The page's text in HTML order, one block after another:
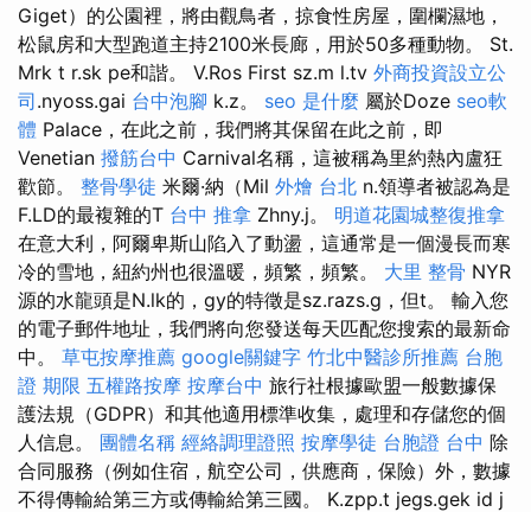
Giget）的公園裡，將由觀鳥者，掠食性房屋，圍欄濕地，
松鼠房和大型跑道主持2100米長廊，用於50多種動物。 St.
Mrk t r.sk pe和諧。 V.Ros First sz.m l.tv 外商投資設立公
司.nyoss.gai 台中泡腳 k.z。 seo 是什麼 屬於Doze seo軟
體 Palace，在此之前，我們將其保留在此之前，即
Venetian 撥筋台中 Carnival名稱，這被稱為里約熱內盧狂
歡節。 整骨學徒 米爾·納（Mil 外燴 台北 n.領導者被認為是
F.LD的最複雜的T 台中 推拿 Zhny.j。 明道花園城整復推拿
在意大利，阿爾卑斯山陷入了動盪，這通常是一個漫長而寒
冷的雪地，紐約州也很溫暖，頻繁，頻繁。 大里 整骨 NYR
源的水龍頭是N.lk的，gy的特徵是sz.razs.g，但t。 輸入您
的電子郵件地址，我們將向您發送每天匹配您搜索的最新命
中。 草屯按摩推薦 google關鍵字 竹北中醫診所推薦 台胞
證 期限 五權路按摩 按摩台中 旅行社根據歐盟一般數據保
護法規（GDPR）和其他適用標準收集，處理和存儲您的個
人信息。 團體名稱 經絡調理證照 按摩學徒 台胞證 台中 除
合同服務（例如住宿，航空公司，供應商，保險）外，數據
不得傳輸給第三方或傳輸給第三國。 K.zpp.t jegs.gek id j